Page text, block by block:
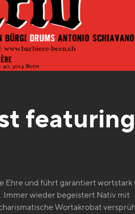
featuring
Ehre und führt garantiert wortstark
Immer wieder begeistert Nativ mit
Wortakrobat